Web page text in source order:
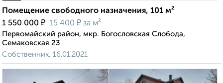
Помещение свободного назначения, 101 м²
1 550 000 ₽ 15 400 ₽ за м²
Первомайский район, мкр. Богословская Слобода,
Семаковская 23
Собственник, 16.01.2021